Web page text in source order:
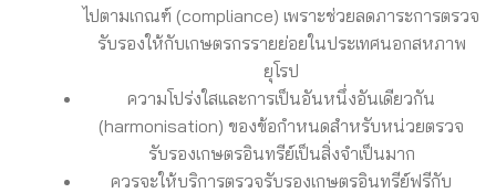
ไปตามเกณฑ์ (compliance) เพราะช่วยลดภาระการตรวจ
รับรองให้กับเกษตรกรรายย่อยในประเทศนอกสหภาพ
ยุโรป
ความโปร่งใสและการเป็นอันหนึ่งอันเดียวกัน
(harmonisation) ของข้อกำหนดสำหรับหน่วยตรวจ
รับรองเกษตรอินทรีย์เป็นสิ่งจำเป็นมาก
ควรจะให้บริการตรวจรับรองเกษตรอินทรีย์ฟรีกับ